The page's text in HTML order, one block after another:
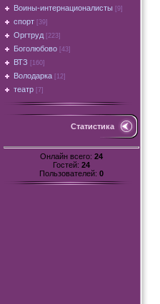
Воины-интернационалисты [9]
спорт [39]
Оргтруд [223]
Боголюбово [43]
ВТЗ [160]
Володарка [12]
театр [7]
Статистика
Онлайн всего: 24
Гостей: 24
Пользователей: 0